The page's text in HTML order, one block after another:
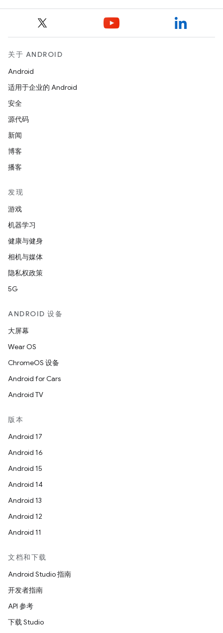
关于 ANDROID
Android
适用于企业的 Android
安全
源代码
新闻
博客
播客
发现
游戏
机器学习
健康与健身
相机与媒体
隐私权政策
5G
ANDROID 设备
大屏幕
Wear OS
ChromeOS 设备
Android for Cars
Android TV
版本
Android 17
Android 16
Android 15
Android 14
Android 13
Android 12
Android 11
文档和下载
Android Studio 指南
开发者指南
API 参考
下载 Studio